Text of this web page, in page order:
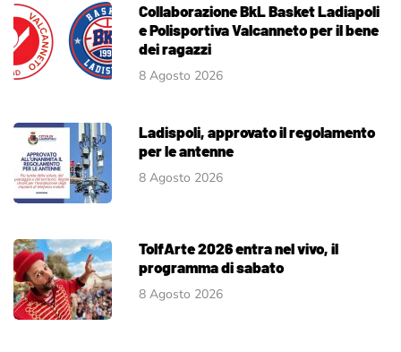
Collaborazione BkL Basket Ladiapoli
e Polisportiva Valcanneto per il bene
dei ragazzi
8 Agosto 2026
Ladispoli, approvato il regolamento
per le antenne
8 Agosto 2026
TolfArte 2026 entra nel vivo, il
programma di sabato
8 Agosto 2026